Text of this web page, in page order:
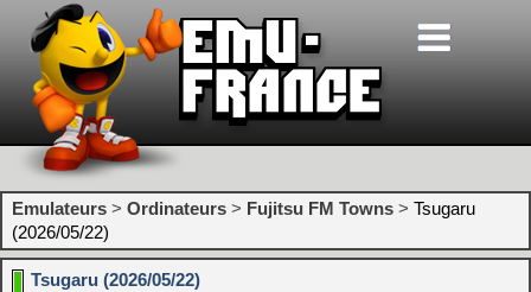
Emulateurs > Ordinateurs > Fujitsu FM Towns > Tsugaru
(2026/05/22)
Tsugaru (2026/05/22)